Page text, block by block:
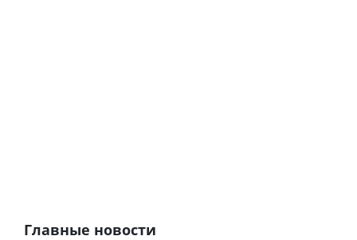
Главные новости